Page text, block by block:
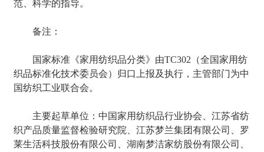
范、科学的指导。
备注：
国家标准《家用纺织品分类》由TC302（全国家用纺
织品标准化技术委员会）归口上报及执行，主管部门为中
国纺织工业联合会。
主要起草单位：中国家用纺织品行业协会、江苏省纺
织产品质量监督检验研究院、江苏梦兰集团有限公司、罗
莱生活科技股份有限公司、湖南梦洁家纺股份有限公司、